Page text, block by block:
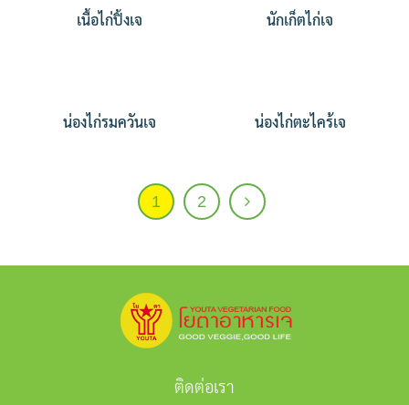
เนื้อไก่ปิ้งเจ นักเก็ตไก่เจ
น่องไก่รมควันเจ น่องไก่ตะไคร้เจ
1 2
ติดต่อเรา